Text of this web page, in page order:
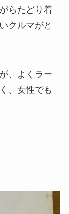
らたどり着
クルマがと
、よくラー
、女性でも